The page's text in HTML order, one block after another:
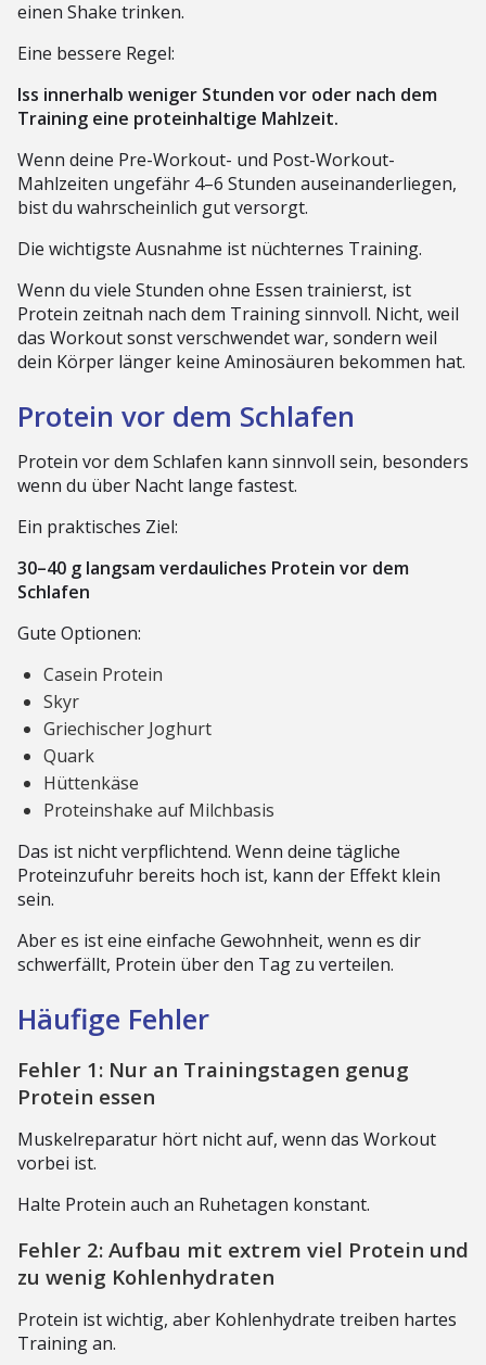
einen Shake trinken.
Eine bessere Regel:
Iss innerhalb weniger Stunden vor oder nach dem
Training eine proteinhaltige Mahlzeit.
Wenn deine Pre-Workout- und Post-Workout-
Mahlzeiten ungefähr 4–6 Stunden auseinanderliegen,
bist du wahrscheinlich gut versorgt.
Die wichtigste Ausnahme ist nüchternes Training.
Wenn du viele Stunden ohne Essen trainierst, ist
Protein zeitnah nach dem Training sinnvoll. Nicht, weil
das Workout sonst verschwendet war, sondern weil
dein Körper länger keine Aminosäuren bekommen hat.
Protein vor dem Schlafen
Protein vor dem Schlafen kann sinnvoll sein, besonders
wenn du über Nacht lange fastest.
Ein praktisches Ziel:
30–40 g langsam verdauliches Protein vor dem
Schlafen
Gute Optionen:
Casein Protein
Skyr
Griechischer Joghurt
Quark
Hüttenkäse
Proteinshake auf Milchbasis
Das ist nicht verpflichtend. Wenn deine tägliche
Proteinzufuhr bereits hoch ist, kann der Effekt klein
sein.
Aber es ist eine einfache Gewohnheit, wenn es dir
schwerfällt, Protein über den Tag zu verteilen.
Häufige Fehler
Fehler 1: Nur an Trainingstagen genug
Protein essen
Muskelreparatur hört nicht auf, wenn das Workout
vorbei ist.
Halte Protein auch an Ruhetagen konstant.
Fehler 2: Aufbau mit extrem viel Protein und
zu wenig Kohlenhydraten
Protein ist wichtig, aber Kohlenhydrate treiben hartes
Training an.